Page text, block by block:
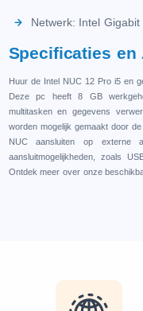
Netwerk: Intel
Specificaties en
Huur de Intel NUC 12 Pro i5 en
Deze pc heeft 8 GB
multitasken en gegevens
worden mogelijk gemaakt door
NUC aansluiten op externe
aansluitmogelijkheden, zoals
Ontdek meer over onze